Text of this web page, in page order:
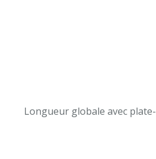
Longueur globale avec plate-